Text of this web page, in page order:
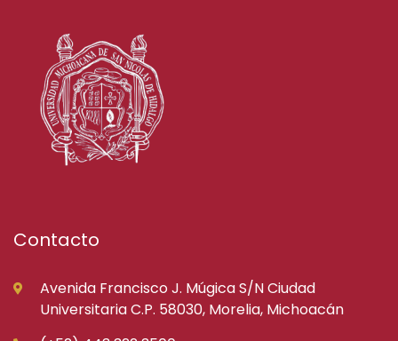
Contacto
Avenida Francisco J. Múgica S/N Ciudad
Universitaria C.P. 58030, Morelia, Michoacán